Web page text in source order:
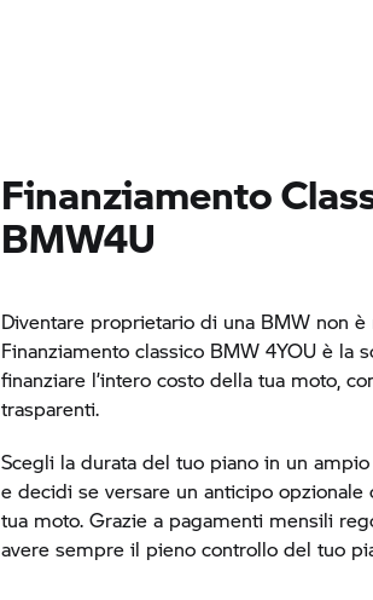
Finanziamento
BMW4U
Diventare proprietario di una BMW non è
Finanziamento classico BMW 4YOU è la
finanziare l’intero costo della tua moto,
trasparenti.
Scegli la durata del tuo piano in un
e decidi se versare un anticipo
tua moto. Grazie a pagamenti mensili
avere sempre il pieno controllo del tuo